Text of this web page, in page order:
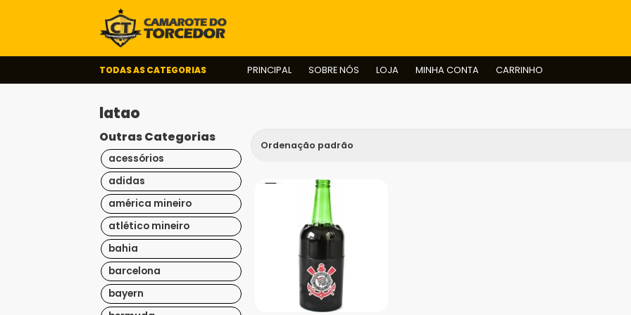
TODAS AS CATEGORIAS PRINCIPAL SOBRE NÓS LOJA MINHA CONTA CARRINHO
latao
Outras Categorias
acessórios
adidas
américa mineiro
atlético mineiro
bahia
barcelona
bayern